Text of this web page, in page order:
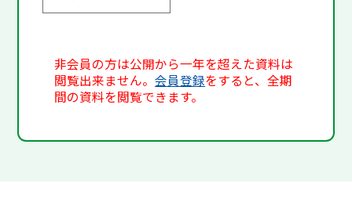
非会員の方は公開から一年を超えた資料は
閲覧出来ません。会員登録をすると、全期
間の資料を閲覧できます。